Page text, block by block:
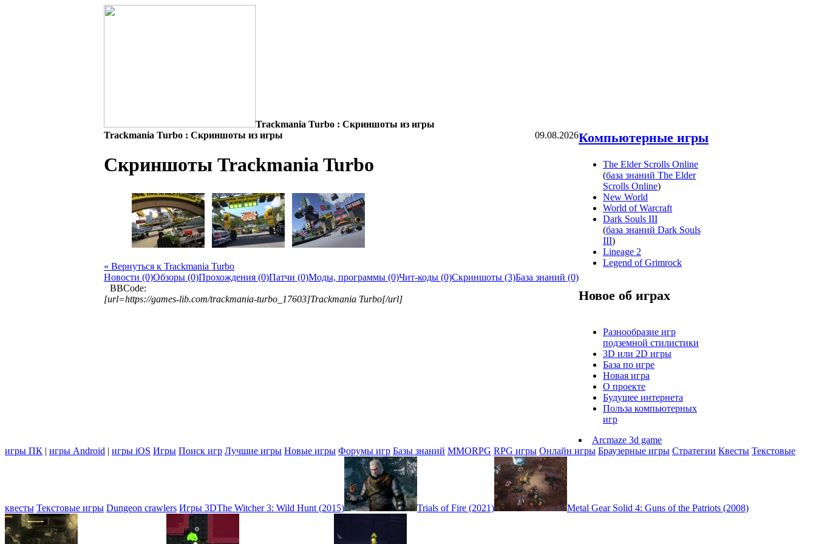
Trackmania Turbo : Скриншоты из игры
09.08.2026
Trackmania Turbo : Скриншоты из игры
Скриншоты Trackmania Turbo
« Вернуться к Trackmania Turbo
Новости (0)Обзоры (0)Прохождения (0)Патчи (0)Моды, программы (0)Чит-коды (0)Скриншоты (3)База знаний (0)
BBCode:
[url=https://games-lib.com/trackmania-turbo_17603]Trackmania Turbo[/url]
Компьютерные игры
The Elder Scrolls Online
(база знаний The Elder
Scrolls Online)
New World
World of Warcraft
Dark Souls III
(база знаний Dark Souls
III)
Lineage 2
Legend of Grimrock
Новое об играх
Разнообразие игр
подземной стилистики
3D или 2D игры
База по игре
Новая игра
О проекте
Будущее интернета
Польза компьютерных
игр
Arcmaze 3d game
игры ПК | игры Android | игры iOS Игры Поиск игр Лучшие игры Новые игры Форумы игр Базы знаний MMORPG RPG игры Онлайн игры Браузерные игры Стратегии Квесты Текстовые
квесты Текстовые игры Dungeon crawlers Игры 3DThe Witcher 3: Wild Hunt (2015) Trials of Fire (2021) Metal Gear Solid 4: Guns of the Patriots (2008)